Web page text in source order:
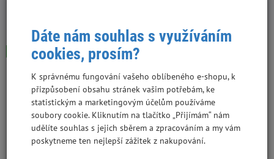
Skladem
Dáte nám souhlas s využíváním
cookies, prosím?
K správnému fungování vašeho oblíbeného e-shopu, k
přizpůsobení obsahu stránek vašim potřebám, ke
statistickým a marketingovým účelům používáme
soubory cookie. Kliknutím na tlačítko „Přijímám“ nám
udělíte souhlas s jejich sběrem a zpracováním a my vám
poskytneme ten nejlepší zážitek z nakupování.